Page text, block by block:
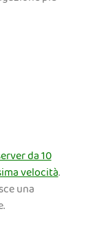
da 10
velocità.
una